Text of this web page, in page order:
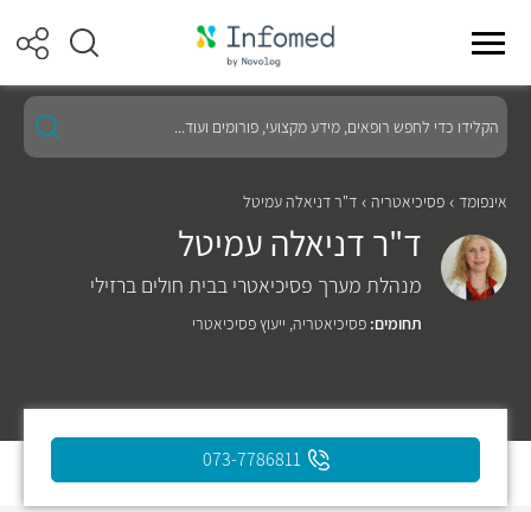
הקלידו
כדי
לחפש
מקצועי,
פורומים
ועוד...
אינפומד פסיכיאטריה ד"ר דניאלה עמיטל
ד"ר דניאלה עמיטל
מנהלת מערך פסיכיאטרי בבית חולים ברזילי
תחומים: פסיכיאטריה, ייעוץ פסיכיאטרי
073-7786811